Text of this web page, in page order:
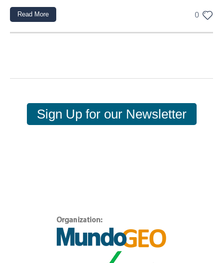
0
Read More
Sign Up for our Newsletter